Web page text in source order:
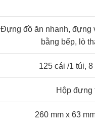
Đựng đồ ăn nhanh, đựng
bằng bếp, lò
125 cái /1 túi,
Hộp đựng
260 mm x 63